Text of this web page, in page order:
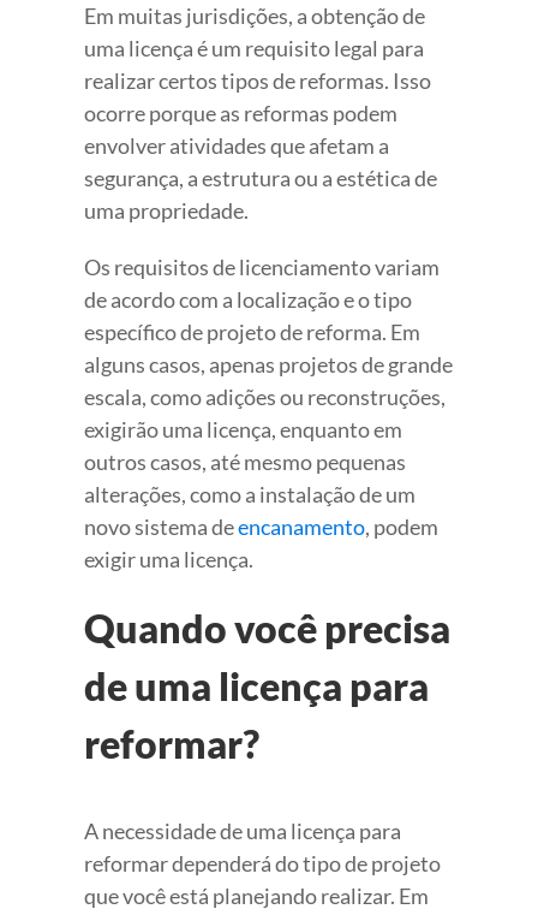
Em muitas jurisdições, a obtenção de
uma licença é um requisito legal para
realizar certos tipos de reformas. Isso
ocorre porque as reformas podem
envolver atividades que afetam a
segurança, a estrutura ou a estética de
uma propriedade.
Os requisitos de licenciamento variam
de acordo com a localização e o tipo
específico de projeto de reforma. Em
alguns casos, apenas projetos de grande
escala, como adições ou reconstruções,
exigirão uma licença, enquanto em
outros casos, até mesmo pequenas
alterações, como a instalação de um
novo sistema deencanamento, podem
exigir uma licença.
Quando você precisa
de uma licença para
reformar?
A necessidade de uma licença para
reformar dependerá do tipo de projeto
que você está planejando realizar. Em